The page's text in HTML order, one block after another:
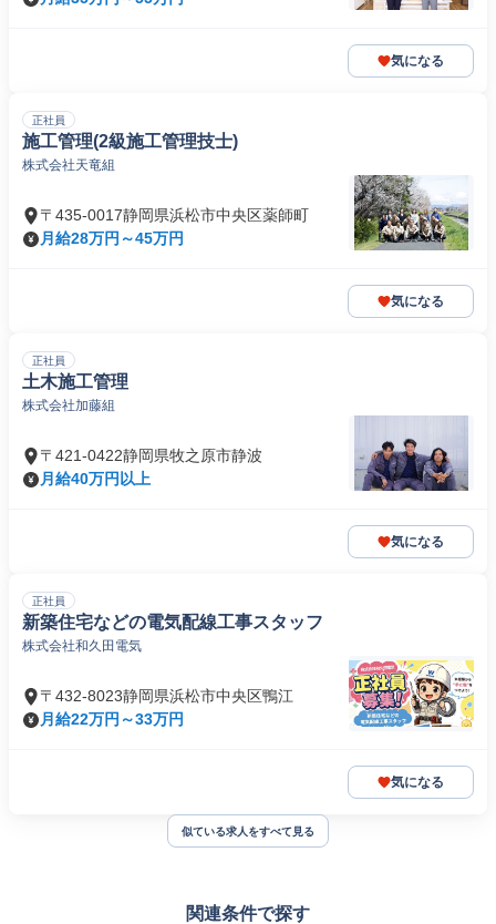
気になる
正社員
施工管理(2級施工管理技士)
株式会社天竜組
〒435-0017静岡県浜松市中央区薬師町
月給28万円～45万円
気になる
正社員
土木施工管理
株式会社加藤組
〒421-0422静岡県牧之原市静波
月給40万円以上
気になる
正社員
新築住宅などの電気配線工事スタッフ
株式会社和久田電気
〒432-8023静岡県浜松市中央区鴨江
月給22万円～33万円
気になる
似ている求人をすべて見る
関連条件で探す